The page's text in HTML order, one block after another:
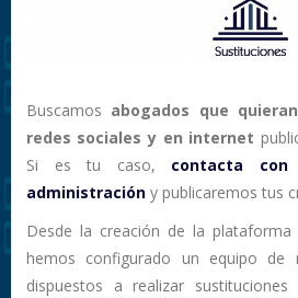
Buscamos abogados que
redes sociales y en internet
Si es tu caso, contacta
administracióny publicaremos tus
Desde la creación de la plataforma
hemos configurado un equipo de
dispuestos a realizar